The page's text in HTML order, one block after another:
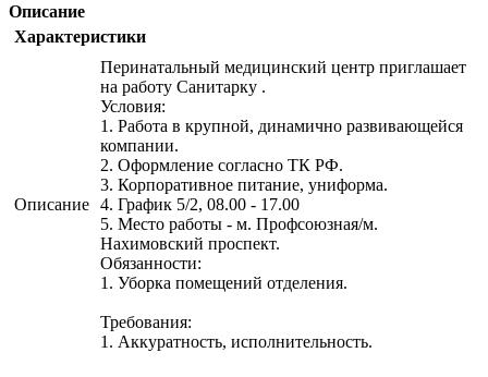
Описание
Характеристики
Описание
Перинатальный медицинский центр приглашает
на работу Санитарку .
Условия:
1. Работа в крупной, динамично развивающейся
компании.
2. Оформление согласно ТК РФ.
3. Корпоративное питание, униформа.
4. График 5/2, 08.00 - 17.00
5. Место работы - м. Профсоюзная/м.
Нахимовский проспект.
Обязанности:
1. Уборка помещений отделения.
Требования:
1. Аккуратность, исполнительность.